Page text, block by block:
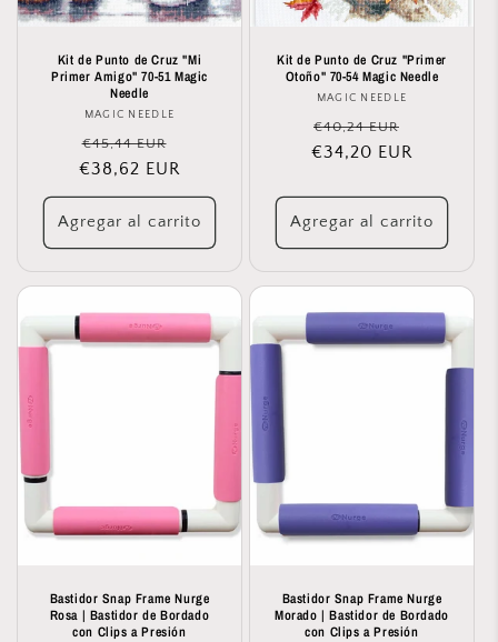
Kit de Punto de Cruz "Mi
Primer Amigo" 70-51 Magic
Needle
Proveedor:
MAGIC NEEDLE
Precio
habitual
€45,44 EUR
de
oferta
€38,62 EUR
Agregar al carrito
Kit de Punto de Cruz "Primer
Otoño" 70-54 Magic Needle
Proveedor:
MAGIC NEEDLE
Precio
habitual
€40,24 EUR
de
€34,20 EUR
Agregar al carrito
Bastidor Snap Frame Nurge
Rosa | Bastidor de Bordado
con Clips a Presión
Bastidor Snap Frame Nurge
Morado | Bastidor de Bordado
con Clips a Presión